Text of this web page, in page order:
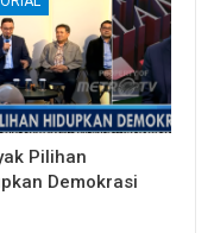
Pilihan
Demokrasi